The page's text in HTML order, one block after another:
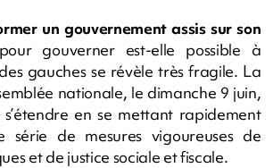
un gouvernement assis sur son
pour gouverner est-elle possible à
gauches se révèle très fragile. La
nationale, le dimanche 9 juin,
en se mettant rapidement
série de mesures vigoureuses de
et de justice sociale et fiscale.